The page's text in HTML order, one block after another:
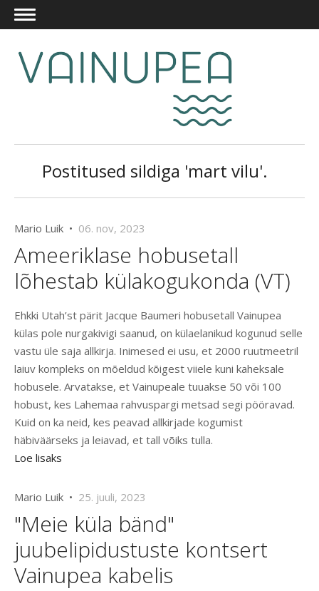
Postitused sildiga 'mart vilu'.
Mario Luik • 06. nov, 2023
Ameeriklase hobusetall
lõhestab külakogukonda (VT)
Ehkki Utah’st pärit Jacque Baumeri hobusetall Vainupea
külas pole nurgakivigi saanud, on külaelanikud kogunud selle
vastu üle saja allkirja. Inimesed ei usu, et 2000 ruutmeetril
laiuv kompleks on mõeldud kõigest viiele kuni kaheksale
hobusele. Arvatakse, et Vainupeale tuuakse 50 või 100
hobust, kes Lahemaa rahvuspargi metsad segi pööravad.
Kuid on ka neid, kes peavad allkirjade kogumist
häbiväärseks ja leiavad, et tall võiks tulla.
Loe lisaks
Mario Luik • 25. juuli, 2023
"Meie küla bänd"
juubelipidustuste kontsert
Vainupea kabelis